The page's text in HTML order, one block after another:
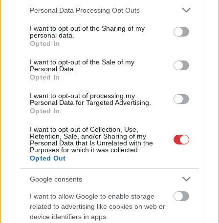
Please note that this website/app uses one or more Google
not limited to your visit or usage behaviour. You may click to
grant or deny consent to Google and its third-party tags to
use your data for below specified purposes in below Google
consent section.
Personal Data Processing Opt Outs
I want to opt-out of the Sharing of my
personal data.
Opted In
I want to opt-out of the Sale of my
Personal Data.
Opted In
I want to opt-out of processing my
Personal Data for Targeted Advertising.
Opted In
I want to opt-out of Collection, Use,
Retention, Sale, and/or Sharing of my
Personal Data that Is Unrelated with the
Purposes for which it was collected.
Opted Out
Google consents
I want to allow Google to enable storage
related to advertising like cookies on web or
device identifiers in apps.
2026.08.05. szol24.hu
Jászberény, indul a Csángó Fesztivál
Ismét a Kárpát-medencei folklór és a hagyományőrzés
Fesztivált....
JNSZ megyei hírek